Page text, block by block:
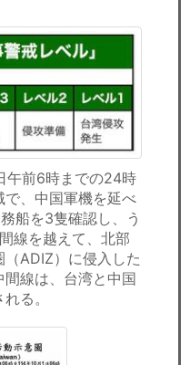
午前6時までの24時
、中国軍機を延べ
船を3隻確認し、う
線を越えて、北部
ADIZ）に侵入した
間線は、台湾と中国
る。